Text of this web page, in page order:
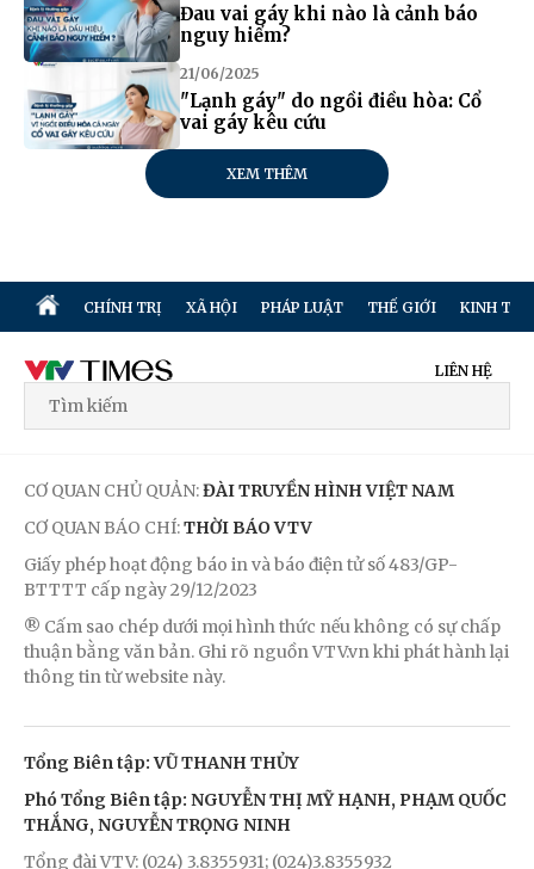
Đau vai gáy khi nào là cảnh báo
nguy hiểm?
21/06/2025
"Lạnh gáy" do ngồi điều hòa: Cổ
vai gáy kêu cứu
XEM THÊM
CHÍNH TRỊ XÃ HỘI PHÁP LUẬT THẾ GIỚI KINH TẾ
LIÊN HỆ
CƠ QUAN CHỦ QUẢN:ĐÀI TRUYỀN HÌNH VIỆT NAM
CƠ QUAN BÁO CHÍ:THỜI BÁO VTV
Giấy phép hoạt động báo in và báo điện tử số 483/GP-
BTTTT cấp ngày 29/12/2023
® Cấm sao chép dưới mọi hình thức nếu không có sự chấp
thuận bằng văn bản. Ghi rõ nguồn VTV.vn khi phát hành lại
thông tin từ website này.
Tổng Biên tập: VŨ THANH THỦY
Phó Tổng Biên tập: NGUYỄN THỊ MỸ HẠNH, PHẠM QUỐC
THẮNG, NGUYỄN TRỌNG NINH
Tổng đài VTV: (024) 3.8355931; (024)3.8355932